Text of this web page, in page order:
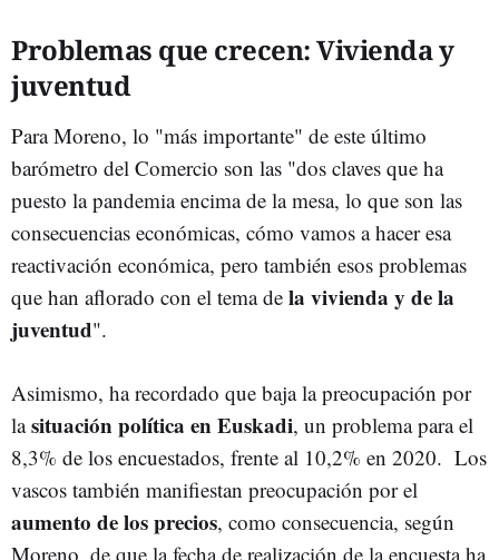
Problemas que crecen: Vivienda y
juventud
Para Moreno, lo "más importante" de este último
barómetro del Comercio son las "dos claves que ha
puesto la pandemia encima de la mesa, lo que son las
consecuencias económicas, cómo vamos a hacer esa
reactivación económica, pero también esos problemas
que han aflorado con el tema de la vivienda y de la
juventud".
Asimismo, ha recordado que baja la preocupación por
lasituación política en Euskadi, un problema para el
8,3% de los encuestados, frente al 10,2% en 2020. Los
vascos también manifiestan preocupación por el
aumento de los precios, como consecuencia, según
Moreno, de que la fecha de realización de la encuesta ha